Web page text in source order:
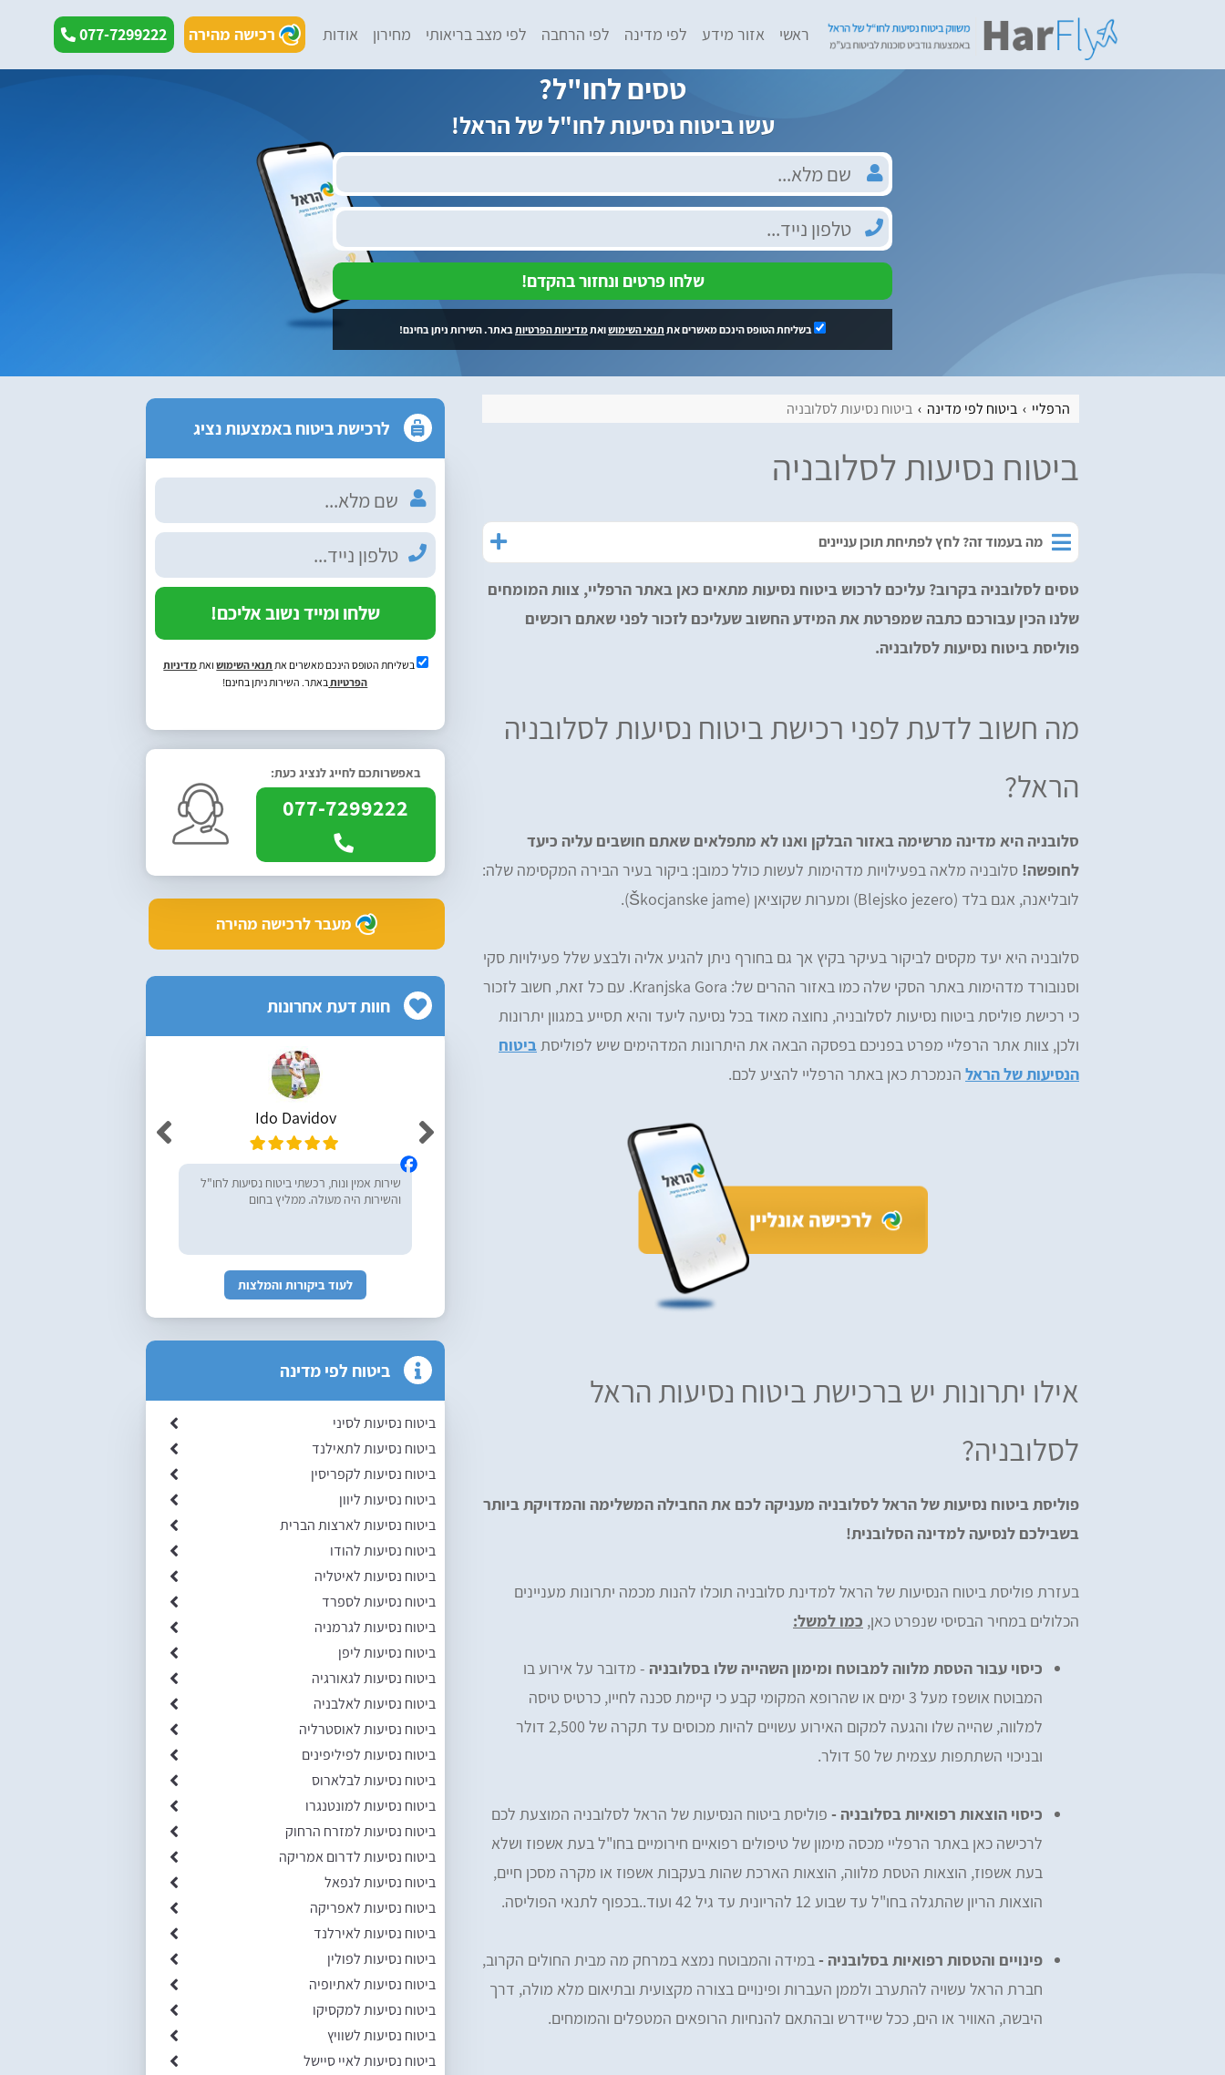
ראשי אזור מידע לפי מדינה לפי הרחבה לפי מצב בריאותי מחירון אודות רכישה מהירה 077-7299222
טסים לחו"ל?
עשו ביטוח נסיעות לחו"ל של הראל!
שלחו פרטים ונחזור בהקדם!
בשליחת הטופס הינכם מאשרים את תנאי השימושואת מדיניות הפרטיות באתר. השירות ניתן בחינם!
הרפליי ביטוח לפי מדינה ביטוח נסיעות לסלובניה
ביטוח נסיעות לסלובניה
מה בעמוד זה? לחץ לפתיחת תוכן עניינים
טסים לסלובניה בקרוב? עליכם לרכוש ביטוח נסיעות מתאים כאן באתר הרפליי, צוות המומחים
שלנו הכין עבורכם כתבה שמפרטת את המידע החשוב שעליכם לזכור לפני שאתם רוכשים
פוליסת ביטוח נסיעות לסלובניה.
מה חשוב לדעת לפני רכישת ביטוח נסיעות לסלובניה
הראל?
סלובניה היא מדינה מרשימה באזור הבלקן ואנו לא מתפלאים שאתם חושבים עליה כיעד
לחופשה! סלובניה מלאה בפעילויות מדהימות לעשות כולל כמובן: ביקור בעיר הבירה המקסימה שלה:
לובליאנה, אגם בלד (Blejsko jezero) ומערות שקוציאן (Škocjanske jame).
סלובניה היא יעד מקסים לביקור בעיקר בקיץ אך גם בחורף ניתן להגיע אליה ולבצע שלל פעילויות סקי
וסנובורד מדהימות באתר הסקי שלה כמו באזור ההרים של: Kranjska Gora. עם כל זאת, חשוב לזכור
כי רכישת פוליסת ביטוח נסיעות לסלובניה, נחוצה מאוד בכל נסיעה ליעד והיא תסייע במגוון יתרונות
ולכן, צוות אתר הרפליי מפרט בפניכם בפסקה הבאה את היתרונות המדהימים שיש לפוליסת ביטוח
הנסיעות של הראל הנמכרת כאן באתר הרפליי להציע לכם.
אילו יתרונות יש ברכישת ביטוח נסיעות הראל
לסלובניה?
פוליסת ביטוח נסיעות של הראל לסלובניה מעניקה לכם את החבילה המשלימה והמדויקת ביותר
בשבילכם לנסיעה למדינה הסלובנית!
בעזרת פוליסת ביטוח הנסיעות של הראל למדינת סלובניה תוכלו להנות מכמה יתרונות מעניינים
הכלולים במחיר הבסיסי שנפרט כאן, כמו למשל:
כיסוי עבור הטסת מלווה למבוטח ומימון השהייה שלו בסלובניה - מדובר על אירוע בו
המבוטח אושפז מעל 3 ימים או שהרופא המקומי קבע כי קיימת סכנה לחייו, כרטיס טיסה
למלווה, שהייה שלו והגעה למקום האירוע עשויים להיות מכוסים עד תקרה של 2,500 דולר
ובניכוי השתתפות עצמית של 50 דולר.
כיסוי הוצאות רפואיות בסלובניה - פוליסת ביטוח הנסיעות של הראל לסלובניה המוצעת לכם
לרכישה כאן באתר הרפליי מכסה מימון של טיפולים רפואיים חירומיים בחו"ל בעת אשפוז ושלא
בעת אשפוז, הוצאות הטסת מלווה, הוצאות הארכת שהות בעקבות אשפוז או מקרה מסכן חיים,
הוצאות הריון שהתגלה בחו"ל עד שבוע 12 להריונית עד גיל 42 ועוד..בכפוף לתנאי הפוליסה.
פינויים והטסות רפואיות בסלובניה -במידה והמבוטח נמצא במרחק מה מבית החולים הקרוב,
חברת הראל עשויה להתערב ולממן העברות ופינויים בצורה מקצועית ובתיאום מלא מולה, דרך
היבשה, האוויר או הים, ככל שיידרש ובהתאם להנחיות הרופאים המטפלים והמומחים.
לרכישת ביטוח באמצעות נציג
שלחו ומייד נשוב אליכם!
בשליחת הטופס הינכם מאשרים את תנאי השימושואת מדיניות
הפרטיות באתר. השירות ניתן בחינם!
באפשרותכם לחייג לנציג כעת:
077-7299222
מעבר לרכישה מהירה
חוות דעת אחרונות
Ido Davidov
שירות אמין ונוח, רכשתי ביטוח נסיעות לחו"ל
והשירות היה מעולה. ממליץ בחום
אלופים! ממליצה בחום על הרפליי, מקצועיים
ושירותיים ברמה גבוה!
מעולים, רכשתי ביטוח הראל דרכם והיה נוח
לעוד ביקורות והמלצות
ביטוח לפי מדינה
ביטוח נסיעות לסיני
ביטוח נסיעות לתאילנד
ביטוח נסיעות לקפריסין
ביטוח נסיעות ליוון
ביטוח נסיעות לארצות הברית
ביטוח נסיעות להודו
ביטוח נסיעות לאיטליה
ביטוח נסיעות לספרד
ביטוח נסיעות לגרמניה
ביטוח נסיעות ליפן
ביטוח נסיעות לגאורגיה
ביטוח נסיעות לאלבניה
ביטוח נסיעות לאוסטרליה
ביטוח נסיעות לפיליפינים
ביטוח נסיעות לבלארוס
ביטוח נסיעות למונטנגרו
ביטוח נסיעות למזרח הרחוק
ביטוח נסיעות לדרום אמריקה
ביטוח נסיעות לנפאל
ביטוח נסיעות לאפריקה
ביטוח נסיעות לאירלנד
ביטוח נסיעות לפולין
ביטוח נסיעות לאתיופיה
ביטוח נסיעות למקסיקו
ביטוח נסיעות לשוויץ
ביטוח נסיעות לאיי סיישל